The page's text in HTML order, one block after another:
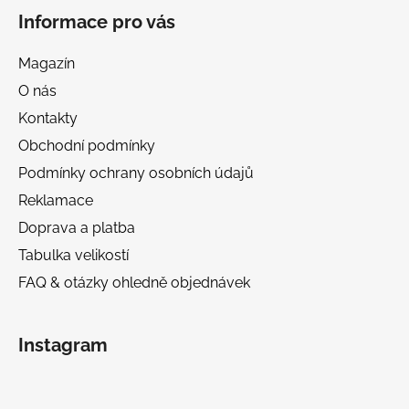
Informace pro vás
Magazín
O nás
Kontakty
Obchodní podmínky
Podmínky ochrany osobních údajů
Reklamace
Doprava a platba
Tabulka velikostí
FAQ & otázky ohledně objednávek
Instagram